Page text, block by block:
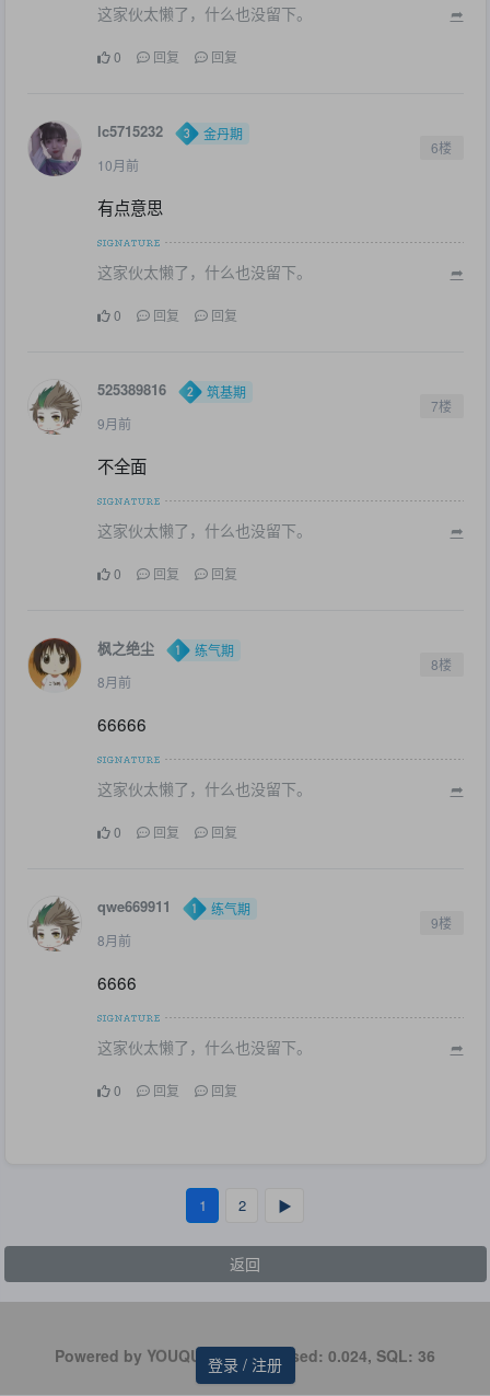
这家伙太懒了，什么也没留下。 ➦
0 回复 回复
lc5715232
金丹期
10月前
6楼
有点意思
这家伙太懒了，什么也没留下。 ➦
0 回复 回复
525389816
筑基期
9月前
7楼
不全面
这家伙太懒了，什么也没留下。 ➦
0 回复 回复
枫之绝尘
练气期
8月前
8楼
66666
这家伙太懒了，什么也没留下。 ➦
0 回复 回复
qwe669911
练气期
8月前
9楼
6666
这家伙太懒了，什么也没留下。 ➦
0 回复 回复
1 2 ▶
返回
Powered by YOUQUXIA| Processed: 0.024, SQL: 36
登录 / 注册